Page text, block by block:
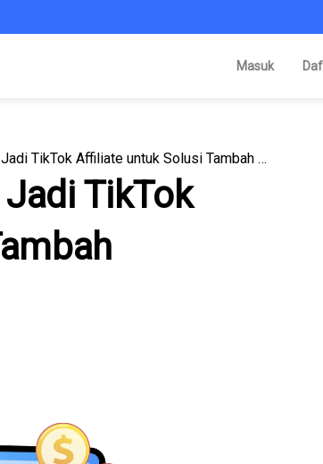
Masuk
Syarat dan Cara Daftar Jadi TikTok Affiliate untuk Solusi Tambah Pemasukan
TikTok